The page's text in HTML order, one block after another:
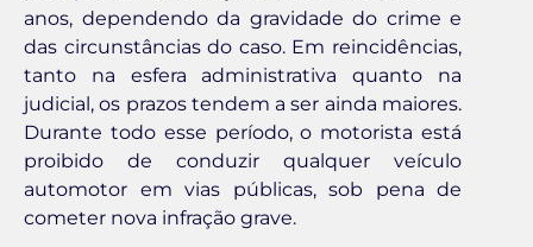
anos, dependendo da gravidade do crime e
das circunstâncias do caso. Em reincidências,
tanto na esfera administrativa quanto na
judicial, os prazos tendem a ser ainda maiores.
Durante todo esse período, o motorista está
proibido de conduzir qualquer veículo
automotor em vias públicas, sob pena de
cometer nova infração grave.